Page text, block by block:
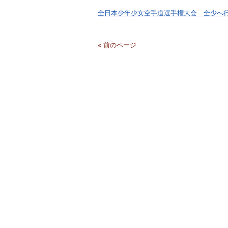
全日本少年少女空手道選手権大会 全少へ
« 前のページ